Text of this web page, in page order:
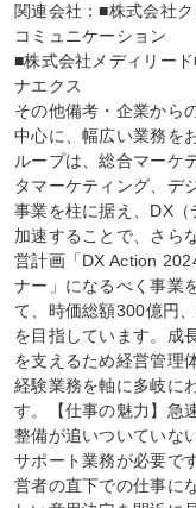
関連会社：■株式会社
コミュニケーション
■株式会社メディリー
ナエクス
その他備考・企業から
中心に、幅広い業務を
ループは、総合マーケ
タマーケティング、デ
事業を柱に据え、DX
加速することで、さら
営計画「DX Action
ナー」になるべく事業
て、時価総額300億円
を目指しています。成
を支えるため経営管理
経験業務を軸に多岐に
す。【仕事の魅力】急
整備が追いついていな
サポート業務が必要で
営者の直下での仕事に